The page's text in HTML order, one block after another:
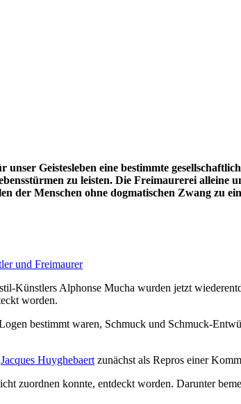
Geistesleben eine bestimmte
zu leisten. Die Freimaurerei alleine
der Menschen ohne dogmatischen Zwang
und Freimaurer
Künstlers Alphonse Mucha wurden jetzt
worden.
bestimmt waren, Schmuck und Schmuck-
Jacques Huyghebaert zunächst als Repros einer
zuordnen konnte, entdeckt worden. Darunter